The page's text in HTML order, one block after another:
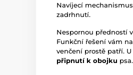
Navíjecí
zadrhnutí.
Nespornou předností
Funkční řešení vám
venčení prostě patří.
připnutí k obojku psa.